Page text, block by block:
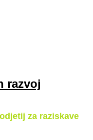
razvoj
za raziskave